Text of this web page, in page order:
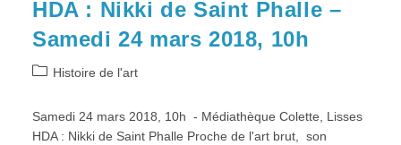
HDA : Nikki de Saint Phalle –
Samedi 24 mars 2018, 10h
PostHistoire de l'art
Samedi 24 mars 2018, 10h - Médiathèque Colette, Lisses
HDA : Nikki de Saint Phalle Proche de l'art brut, son